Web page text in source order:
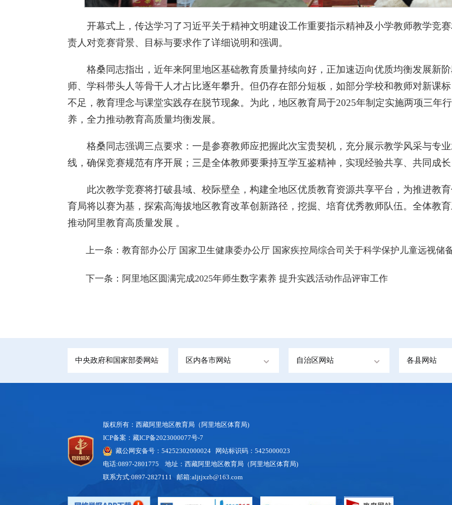
开幕式上，传达学习了习近平关于精神文明建设工作重要指示精神及小学教师教学竞
责人对竞赛背景、目标与要求作了详细说明和强调。
格桑同志指出，近年来阿里地区基础教育质量持续向好，正加速迈向优质均衡发展新
师、学科带头人等骨干人才占比逐年攀升。但仍存在部分短板，如部分学校和教师对新课
不足，教育理念与课堂实践存在脱节现象。为此，地区教育局于2025年制定实施两项三年
养，全力推动教育高质量均衡发展。
格桑同志强调三点要求：一是参赛教师应把握此次宝贵契机，充分展示教学风采与专
线，确保竞赛规范有序开展；三是全体教师要秉持互学互鉴精神，实现经验共享、共同成
此次教学竞赛将打破县域、校际壁垒，构建全地区优质教育资源共享平台，为推进教
育局将以赛为基，探索高海拔地区教育改革创新路径，挖掘、培育优秀教师队伍。全体教
推动阿里教育高质量发展 。
上一条：教育部办公厅 国家卫生健康委办公厅 国家疾控局综合司关于科学保护儿童远视储
下一条： 阿里地区圆满完成2025年师生数字素养 提升实践活动作品评审工作
中央政府和国家部委网站 区内各市网站 自治区网站 各县网站
版权所有：西藏阿里地区教育局（阿里地区体育局)
ICP备案：藏ICP备2023000077号-7
藏公网安备号：54252302000024 网站标识码：5425000023
电话:0897-2801775 地址：西藏阿里地区教育局（阿里地区体育局)
联系方式:0897-2827111 邮箱:aljtjxzb@163.com